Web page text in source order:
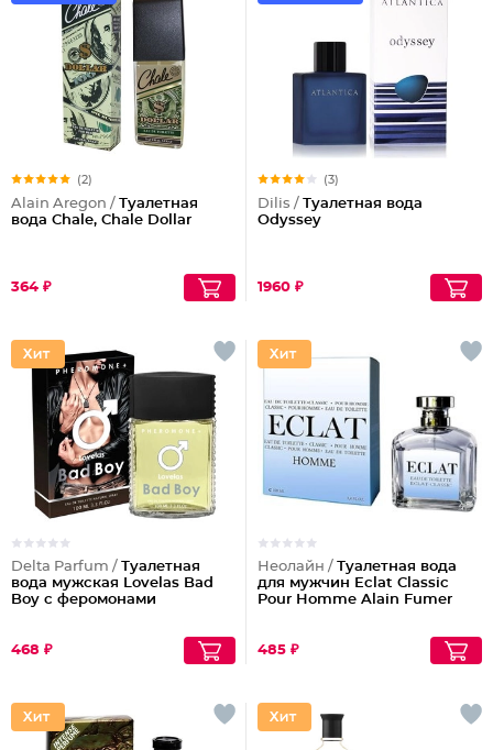
(2)
Alain Aregon / Туалетная
вода Chale, Chale Dollar
364 ₽
(3)
Dilis / Туалетная вода
Odyssey
1960 ₽
Delta Parfum / Туалетная
вода мужская Lovelas Bad
Boy с феромонами
468 ₽
Неолайн / Туалетная вода
для мужчин Eclat Classic
Pour Homme Alain Fumer
485 ₽